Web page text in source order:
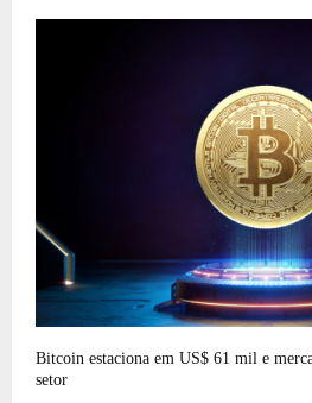
Bitcoin estaciona em US$ 61 mil e
setor